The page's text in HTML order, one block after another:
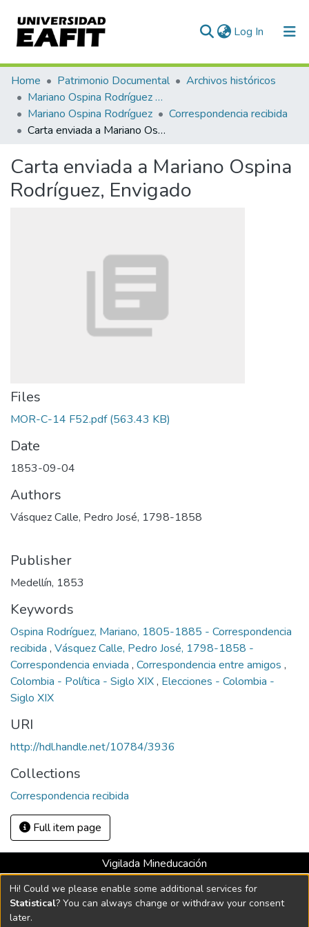
Log In (current)
Communities & Collections
All of DSpace
Statistics
Home Patrimonio Documental
Archivos históricos
Mariano Ospina Rodríguez (1826 -1912)
Mariano Ospina Rodríguez
Correspondencia recibida
Carta enviada a Mariano Ospina Rodríguez, Envigado
Carta enviada a Mariano Ospina
Rodríguez, Envigado
Files
MOR-C-14 F52.pdf(563.43 KB)
Date
1853-09-04
Authors
Vásquez Calle, Pedro José, 1798-1858
Publisher
Medellín, 1853
Keywords
Ospina Rodríguez, Mariano, 1805-1885 - Correspondencia
recibida , Vásquez Calle, Pedro José, 1798-1858 -
Correspondencia enviada , Correspondencia entre amigos ,
Colombia - Política - Siglo XIX, Elecciones - Colombia -
Siglo XIX
URI
http://hdl.handle.net/10784/3936
Collections
Correspondencia recibida
Full item page
Vigilada Mineducación
Universidad con Acreditación Institucional hasta 2026 -
Resolución MEN 2158 de 2018
Hi! Could we please enable some additional services for
Statistical? You can always change or withdraw your consent
later.